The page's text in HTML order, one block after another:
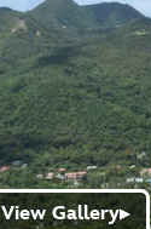
View Gallery▶